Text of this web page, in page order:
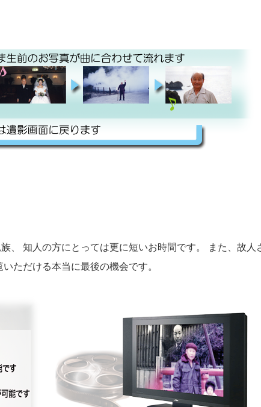
、 知人の方にとっては更に短いお時間です。 また、故人
ただける本当に最後の機会です。